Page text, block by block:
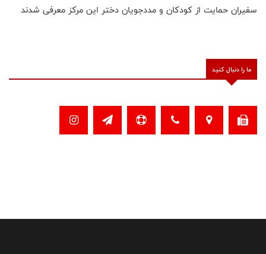
سفیران حمایت از کودکان و مددجویان دختر این مرکز معرفی شدند
ما را دنبال کنید